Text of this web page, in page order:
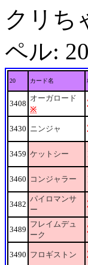
クリち
ペル:
20 カード名
3408
オーガロード
※
3430 ニンジャ
3459 ケットシー
3460 コンジャラー
3482
パイロマンサ
ー
3489
フレイムデュ
ーク
3490 フロギストン